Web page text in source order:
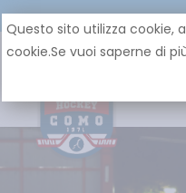
Questo sito utilizza cookie,
cookie.Se vuoi saperne di